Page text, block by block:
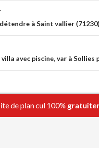
à Saint vallier (71230)
avec piscine, var à Sollies
de plan cul 100%